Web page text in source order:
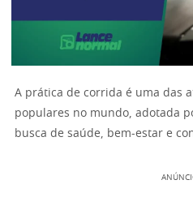
A prática de corrida é uma das
populares no mundo, adotada
busca de saúde, bem-estar e